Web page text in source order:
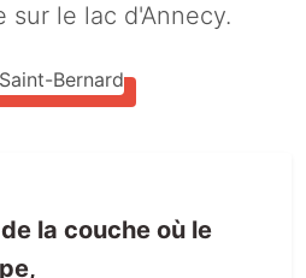
sur le lac d'Annecy.
la couche où le